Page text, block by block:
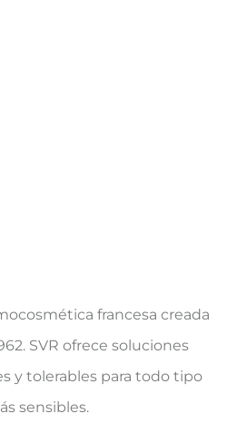
francesa creada
SVR ofrece soluciones
y tolerables para todo tipo
sensibles.